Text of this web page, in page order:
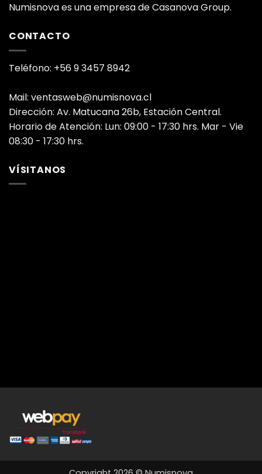
Numisnova es una empresa de Casanova Group.
CONTACTO
Teléfono: +56 9 3457 8942
Mail: ventasweb@numisnova.cl
Dirección: Av. Matucana 26b, Estación Central.
Horario de Atención: Lun: 09:00 - 17:30 hrs. Mar - Vie
08:30 - 17:30 hrs.
VÍSITANOS